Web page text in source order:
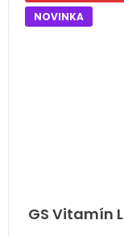
GS Vitamín
NOVINKA